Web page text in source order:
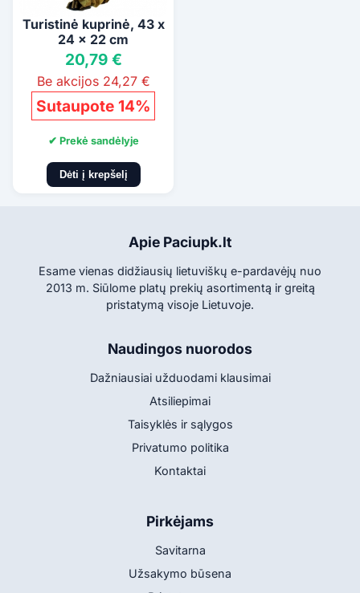
Turistinė kuprinė, 43 x
24 x 22 cm
20,79 €
Be akcijos 24,27 €
Sutaupote 14%
✔ Prekė sandėlyje
Dėti į krepšelį
Apie Paciupk.lt
Esame vienas didžiausių lietuviškų e-pardavėjų nuo
2013 m. Siūlome platų prekių asortimentą ir greitą
pristatymą visoje Lietuvoje.
Naudingos nuorodos
Dažniausiai užduodami klausimai
Atsiliepimai
Taisyklės ir sąlygos
Privatumo politika
Kontaktai
Pirkėjams
Savitarna
Užsakymo būsena